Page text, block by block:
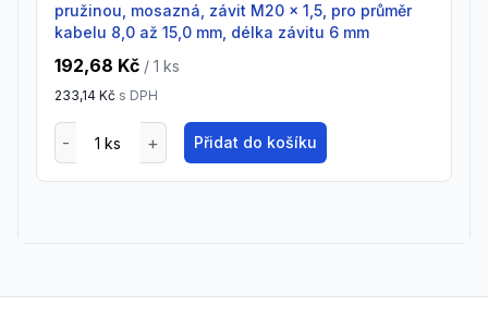
pružinou, mosazná, závit M20 x 1,5, pro průměr
kabelu 8,0 až 15,0 mm, délka závitu 6 mm
192,68 Kč / 1 ks
233,14 Kč s DPH
Přidat do košíku